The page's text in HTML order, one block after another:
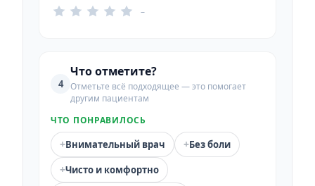
–
4
Что отметите?
Отметьте всё подходящее — это помогает
другим пациентам
ЧТО ПОНРАВИЛОСЬ
+Внимательный врач +Без боли
+Чисто и комфортно